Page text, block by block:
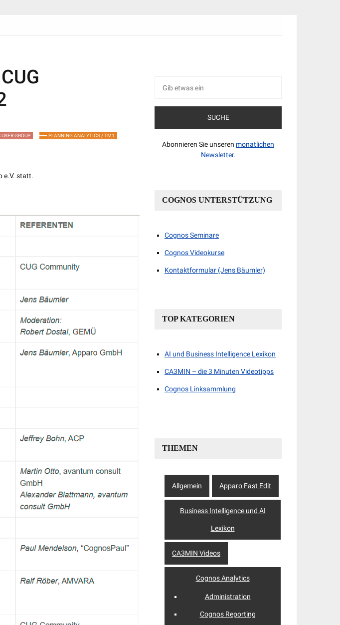
GROUP PLANNING ANALYTICS / TM1
e.V. statt.
nach:
Abonnieren Sie unseren monatlichen
Newsletter.
COGNOS UNTERSTÜTZUNG
Cognos Seminare
Cognos Videokurse
Kontaktformular (Jens Bäumler)
TOP KATEGORIEN
AI und Business Intelligence Lexikon
CA3MIN – die 3 Minuten Videotipps
Cognos Linksammlung
THEMEN
Allgemein Apparo Fast Edit
Business Intelligence und AI
Lexikon
CA3MIN Videos
Cognos Analytics
Administration
Cognos Reporting